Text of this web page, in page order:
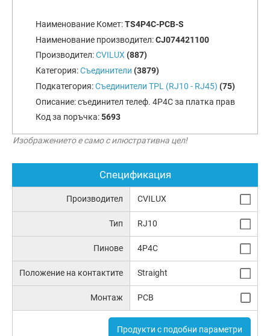
Наименование Комет:TS4P4C-PCB-S
Наименование производител:CJ074421100
Производител:CVILUX (887)
Категория:Съединители (3879)
Подкатегория:Съединители TPL (RJ10 - RJ45) (75)
Описание:съединител телеф. 4P4C за платка прав
Код за поръчка:5693
Изображението е само с илюстративна цел!
Спецификация
Производител CVILUX
Тип RJ10
Пинове 4P4C
Положение на контактите Straight
Монтаж PCB
Продукти с подобни параметри